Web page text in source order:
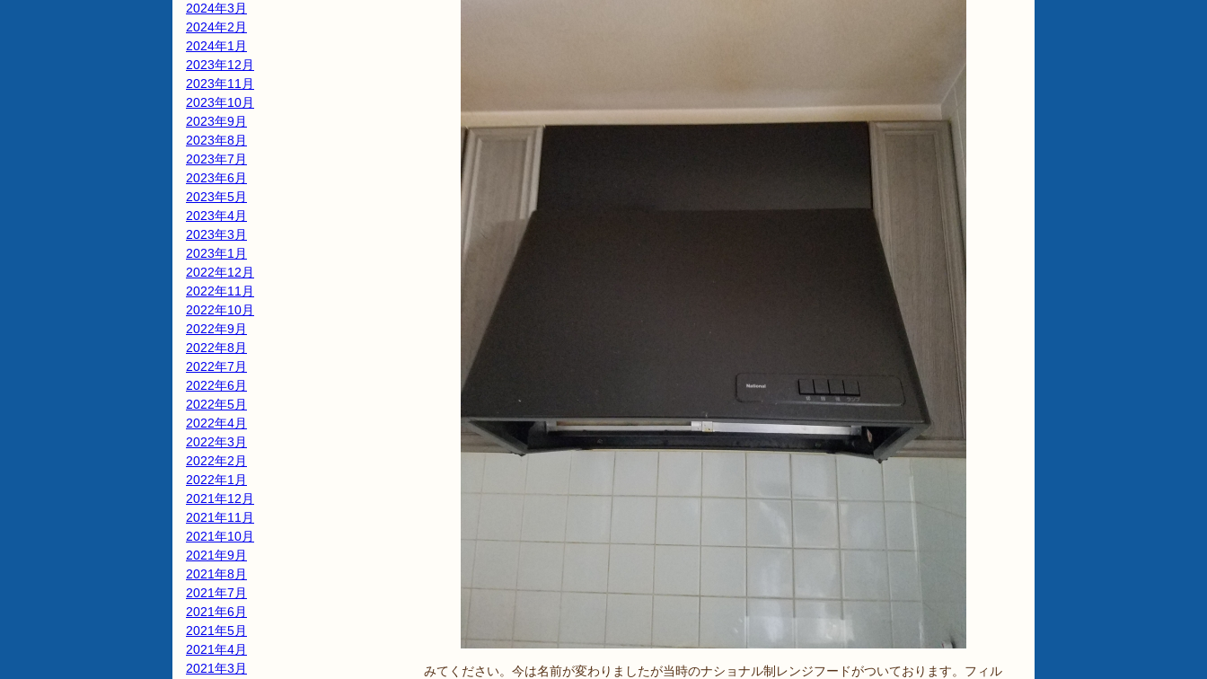
みてください。今は名前が変わりましたが当時のナショナル制レンジフードがついております。フィル
2024年3月
2024年2月
2024年1月
2023年12月
2023年11月
2023年10月
2023年9月
2023年8月
2023年7月
2023年6月
2023年5月
2023年4月
2023年3月
2023年1月
2022年12月
2022年11月
2022年10月
2022年9月
2022年8月
2022年7月
2022年6月
2022年5月
2022年4月
2022年3月
2022年2月
2022年1月
2021年12月
2021年11月
2021年10月
2021年9月
2021年8月
2021年7月
2021年6月
2021年5月
2021年4月
2021年3月